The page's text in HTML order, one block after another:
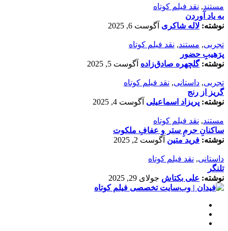
مستند, نقد فیلم کوتاه
به یاد آوردن
نوشته: لاله شاکری آگوست 6, 2025
تجربی, مستند, نقد فیلم کوتاه
پرَهیب‌ِ حضور
نوشته:گلچهره صادق‌زاده آگوست 5, 2025
تجربی, داستانی, نقد فیلم کوتاه
گریز از رنج
نوشته: پریزاد اسماعیلی آگوست 4, 2025
مستند, نقد فیلم کوتاه
ساکنانِ حرمِ ستر و عفافِ ملکوت
نوشته: فرید متین آگوست 2, 2025
داستانی, نقد فیلم کوتاه
تلنگر
نوشته: علی بکتاش جولای 29, 2025